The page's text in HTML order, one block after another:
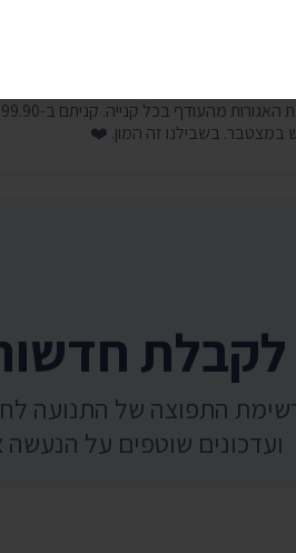
התפוצה של התנועה
ועדכונים שוטפים על הנעשה